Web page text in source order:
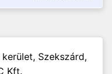
kerület, Szekszárd,
Kft.